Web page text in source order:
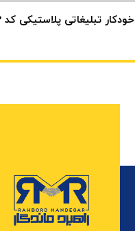
خودکار تبلیغاتی پلاستیکی کد SA452